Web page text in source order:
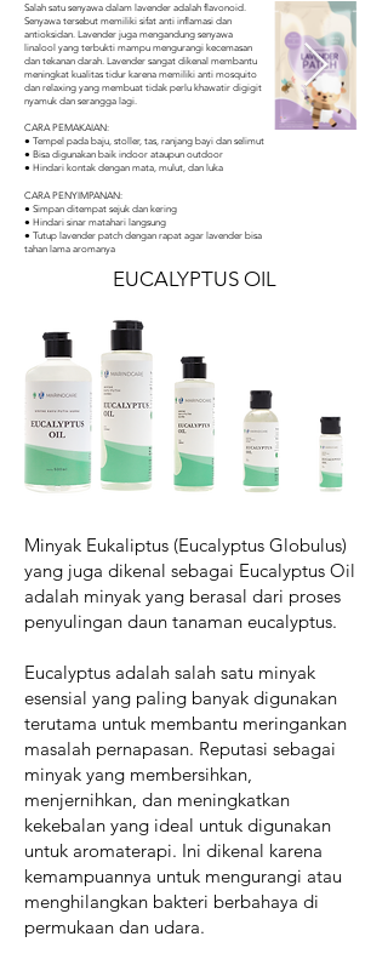
Salah satu senyawa dalam lavender adalah flavonoid.
Senyawa tersebut memiliki sifat anti inflamasi dan
antioksidan. Lavender juga mengandung senyawa
linalool yang terbukti mampu mengurangi kecemasan
dan tekanan darah. Lavender sangat dikenal membantu
meningkat kualitas tidur karena memiliki anti mosquito
dan relaxing yang membuat tidak perlu khawatir digigit
nyamuk dan serangga lagi.
CARA PEMAKAIAN:
● Tempel pada baju, stoller, tas, ranjang bayi dan selimut
● Bisa digunakan baik indoor ataupun outdoor
● Hindari kontak dengan mata, mulut, dan luka
CARA PENYIMPANAN:
● Simpan ditempat sejuk dan kering
● Hindari sinar matahari langsung
● Tutup lavender patch dengan rapat agar lavender bisa
tahan lama aromanya
EUCALYPTUS OIL
Minyak Eukaliptus (Eucalyptus Globulus)
yang juga dikenal sebagai Eucalyptus Oil
adalah minyak yang berasal dari proses
penyulingan daun tanaman eucalyptus.
Eucalyptus adalah salah satu minyak
esensial yang paling banyak digunakan
terutama untuk membantu meringankan
masalah pernapasan. Reputasi sebagai
minyak yang membersihkan,
menjernihkan, dan meningkatkan
kekebalan yang ideal untuk digunakan
untuk aromaterapi. Ini dikenal karena
kemampuannya untuk mengurangi atau
menghilangkan bakteri berbahaya di
permukaan dan udara.